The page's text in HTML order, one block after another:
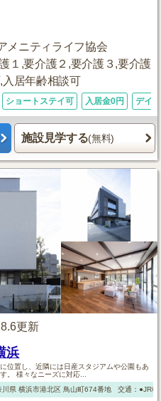
メニティライフ協会
１,要介護２,要介護３,要介護
入居年齢相談可
ショートステイ可 入居金0円 デイ
施設見学する(無料)
更新
浜
位置し、近隣には日産スタジアムや公園もあ
。 様々なニーズに対応...
川県 横浜市港北区 鳥山町674番地 交通：●JR横